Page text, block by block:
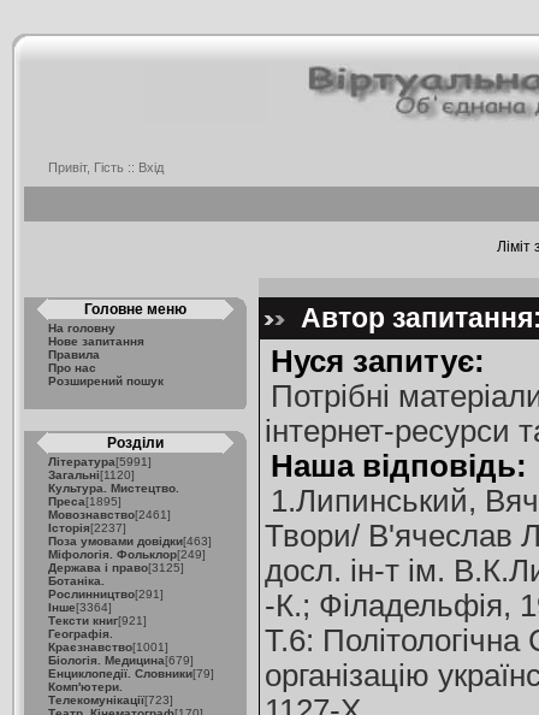
Привіт, Гість :: Вхід
Ліміт
Головне меню
На головну
Нове запитання
Правила
Про нас
Розширений пошук
Розділи
Література[5991]
Загальні[1120]
Культура. Мистецтво.
Преса[1895]
Мовознавство[2461]
Історія[2237]
Поза умовами довідки[463]
Міфологія. Фольклор[249]
Держава і право[3125]
Ботаніка.
Рослинництво[291]
Інше[3364]
Тексти книг[921]
Географія.
Краєзнавство[1001]
Біологія. Медицина[679]
Енциклопедії. Словники[79]
Комп'ютери.
Телекомунікації[723]
Автор
Нуся запитує:
Потрібні
інтернет-ресурси
Наша відповідь:
1.Липинський,
Твори/ В'ячеслав
досл. ін-т ім.
-К.; Філадельфія,
Т.6: Політологічна
організацію